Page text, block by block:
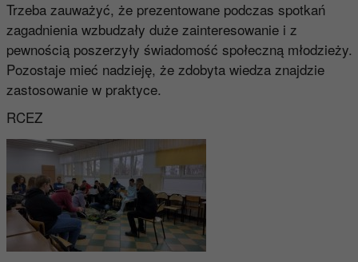
Trzeba zauważyć, że prezentowane podczas spotkań
zagadnienia wzbudzały duże zainteresowanie i z
pewnością poszerzyły świadomość społeczną młodzieży.
Pozostaje mieć nadzieję, że zdobyta wiedza znajdzie
zastosowanie w praktyce.
RCEZ